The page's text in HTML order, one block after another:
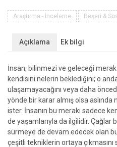
BİRREMİL
RİSÂLETÜ’R-
Yazı-
İnceleme-
Dil
İçi
Çeviri-
Tıpkıbasım)
adet
Araştırma - İnceleme Beşeri &
Açıklama Ek bilgi
İnsan, bilinmezi ve geleceği
kendisini nelerin beklediğini; o
ulaşamayacağını veya daha
yönde bir karar almış olsa
ister. İnsanın bu merakı sadece
de yaşamlarıyla da ilgilidir. Çağlar
sürmeye de devam edecek olan
çeşitli tekniklerin ortaya